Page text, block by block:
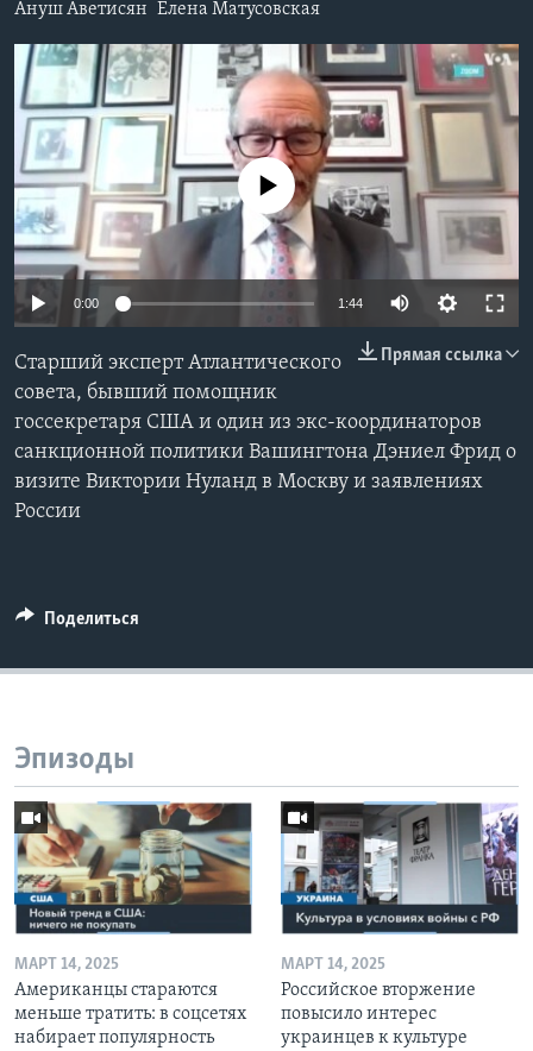
Learning English
СОЦИАЛЬНЫЕ СЕТИ
Языки
Ануш Аветисян Елена Матусовская
No media source currently available
0:00 1:44
Прямая ссылка
Старший эксперт Атлантического
совета, бывший помощник
госсекретаря США и один из экс-координаторов
санкционной политики Вашингтона Дэниел Фрид о
визите Виктории Нуланд в Москву и заявлениях
России
Поделиться
Эпизоды
МАРТ 14, 2025
Американцы стараются
меньше тратить: в соцсетях
набирает популярность
МАРТ 14, 2025
Российское вторжение
повысило интерес
украинцев к культуре